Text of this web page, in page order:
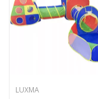
LUXMA